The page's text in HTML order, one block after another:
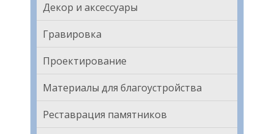
Декор и аксессуары
Гравировка
Проектирование
Материалы для благоустройства
Реставрация памятников